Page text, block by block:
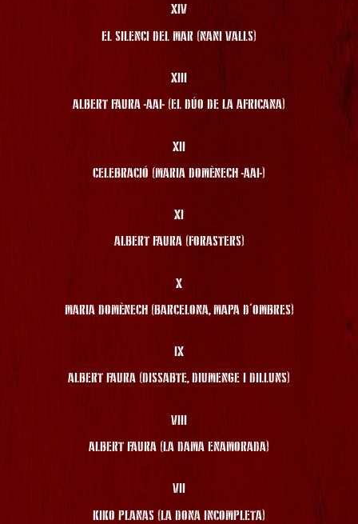
XIV
EL SILENCI DEL MAR (NANI VALLS)
XIII
ALBERT FAURA -AAI- (EL DÚO DE LA AFRICANA)
XII
CELEBRACIÓ (MARIA DOMÈNECH -AAI-)
XI
ALBERT FAURA (FORASTERS)
X
MARIA DOMÈNECH (BARCELONA, MAPA D'OMBRES)
IX
ALBERT FAURA (DISSABTE, DIUMENGE I DILLUNS)
VIII
ALBERT FAURA (LA DAMA ENAMORADA)
VII
KIKO PLANAS (LA DONA INCOMPLETA)